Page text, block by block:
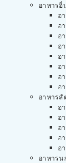
อาหารอื่
อ
อ
อ
อ
อ
อ
อ
อ
อาหารสั
อ
อ
อ
อ
อ
อาหารน